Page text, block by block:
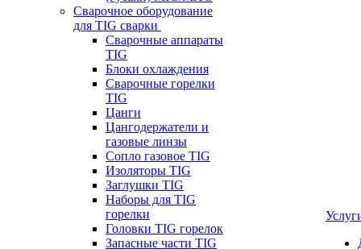
Сварочное оборудование
для TIG сварки
Сварочные аппараты
TIG
Блоки охлаждения
Сварочные горелки
TIG
Цанги
Цангодержатели и
газовые линзы
Сопло газовое TIG
Изоляторы TIG
Заглушки TIG
Наборы для TIG
горелки
Головки TIG горелок
Запасные части TIG